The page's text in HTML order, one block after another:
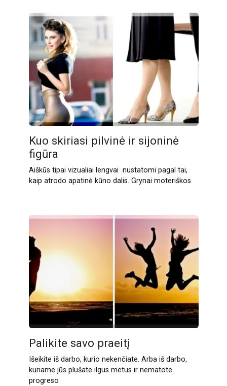
Kuo skiriasi pilvinė ir sijoninė
figūra
Aiškūs tipai vizualiai lengvai nustatomi pagal tai,
kaip atrodo apatinė kūno dalis. Grynai moteriškos
Palikite savo praeitį
Išeikite iš darbo, kurio nekenčiate. Arba iš darbo,
kuriame jūs plušate ilgus metus ir nematote
progreso